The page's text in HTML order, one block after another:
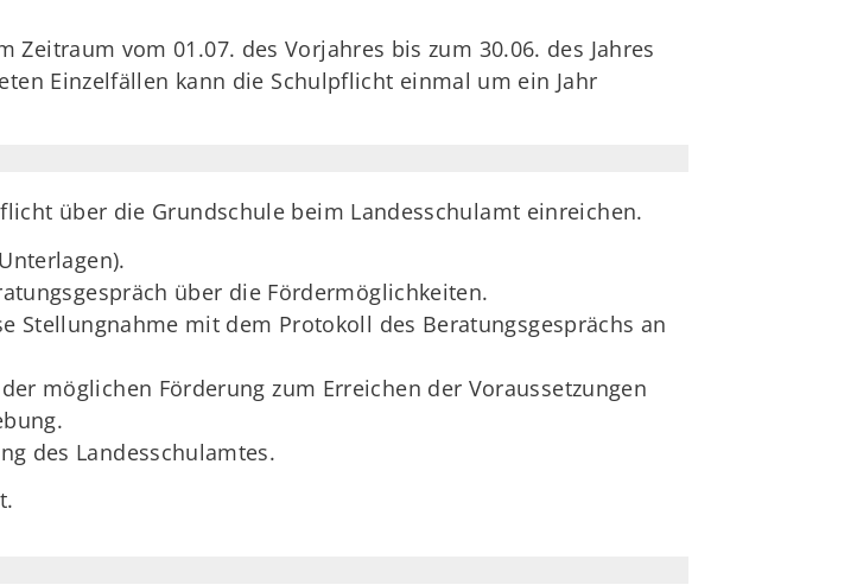
vom 01.07. des Vorjahres bis zum 30.06. des Jahres
Einzelfällen kann die Schulpflicht einmal um ein Jahr
über die Grundschule beim Landesschulamt einreichen.
über die Fördermöglichkeiten.
Stellungnahme mit dem Protokoll des Beratungsgesprächs an
möglichen Förderung zum Erreichen der Voraussetzungen
des Landesschulamtes.